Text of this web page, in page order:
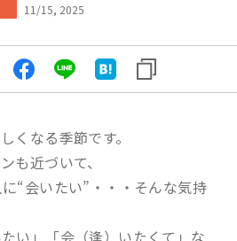
11/15, 2025
くなる季節です。
も近づいて、
“会いたい”・・・そんな気持
い」「会（逢）いたくて」な